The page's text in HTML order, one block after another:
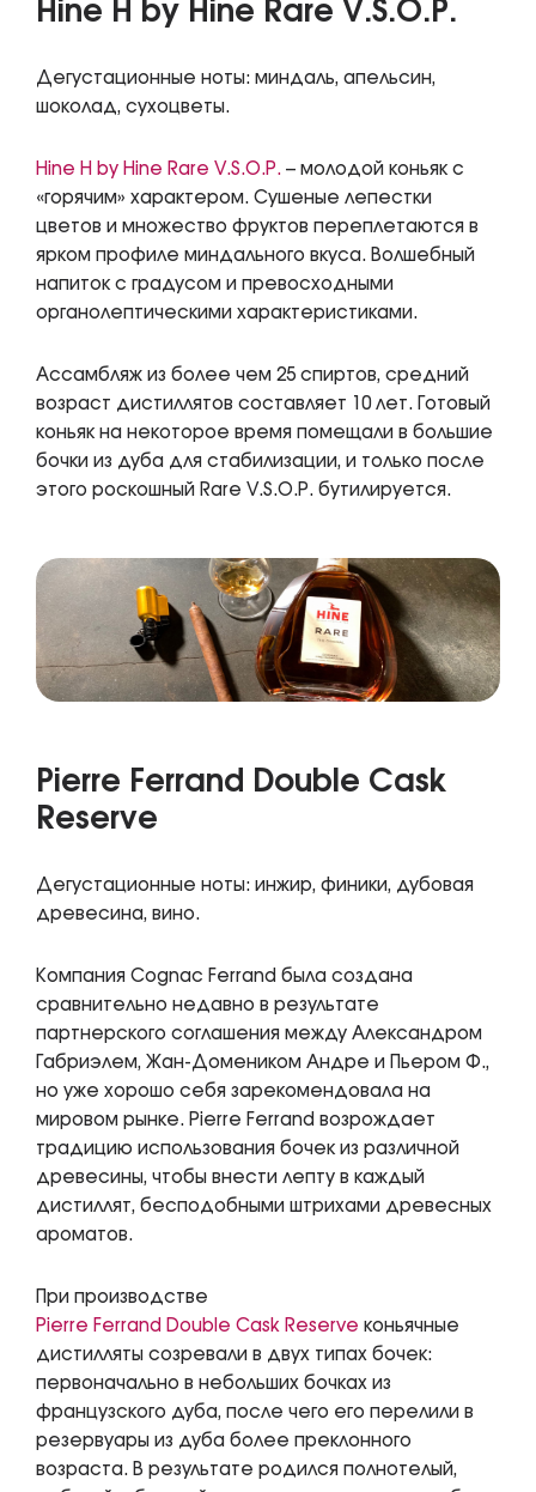
Hine H by Hine Rare V.S.O.P.
Дегустационные ноты: миндаль, апельсин,
шоколад, сухоцветы.
Hine H by Hine Rare V.S.O.P. – молодой коньяк с
«горячим» характером. Сушеные лепестки
цветов и множество фруктов переплетаются в
ярком профиле миндального вкуса. Волшебный
напиток с градусом и превосходными
органолептическими характеристиками.
Ассамбляж из более чем 25 спиртов, средний
возраст дистиллятов составляет 10 лет. Готовый
коньяк на некоторое время помещали в большие
бочки из дуба для стабилизации, и только после
этого роскошный Rare V.S.O.P. бутилируется.
Pierre Ferrand Double Cask
Reserve
Дегустационные ноты: инжир, финики, дубовая
древесина, вино.
Компания Cognac Ferrand была создана
сравнительно недавно в результате
партнерского соглашения между Александром
Габриэлем, Жан-Домеником Андре и Пьером Ф.,
но уже хорошо себя зарекомендовала на
мировом рынке. Pierre Ferrand возрождает
традицию использования бочек из различной
древесины, чтобы внести лепту в каждый
дистиллят, бесподобными штрихами древесных
ароматов.
При производстве
Pierre Ferrand Double Cask Reserve коньячные
дистилляты созревали в двух типах бочек:
первоначально в небольших бочках из
французского дуба, после чего его перелили в
резервуары из дуба более преклонного
возраста. В результате родился полнотелый,